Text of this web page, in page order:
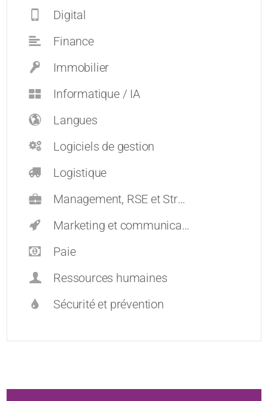
Digital
Finance
Immobilier
Informatique / IA
Langues
Logiciels de gestion
Logistique
Management, RSE et Stratégie
Marketing et communication
Paie
Ressources humaines
Sécurité et prévention